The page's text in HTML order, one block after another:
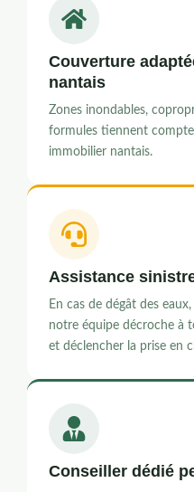
Couverture
nantais
Zones inondables,
formules tiennent
immobilier nantais.
Assistance
En cas de dégât des
notre équipe décroche à
et déclencher la prise en
Conseiller dédié